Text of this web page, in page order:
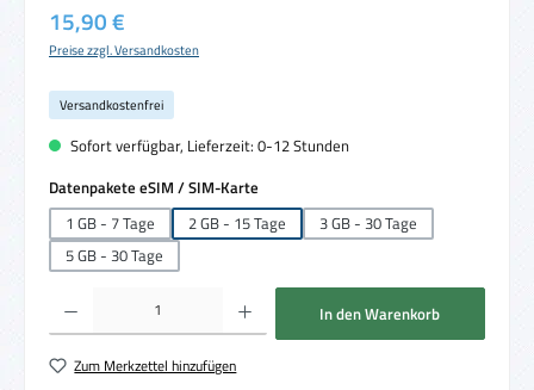
Regulärer Preis:
15,90 €
Preise zzgl. Versandkosten
Versandkostenfrei
Sofort verfügbar, Lieferzeit: 0-12 Stunden
Datenpakete eSIM / SIM-Karte
1 GB - 7 Tage
2 GB - 15 Tage
3 GB - 30 Tage
5 GB - 30 Tage
Produkt Anzahl: Gib den gewünschten Wert ein oder benutze die Schaltflächen um
In den Warenkorb
Zum Merkzettel hinzufügen